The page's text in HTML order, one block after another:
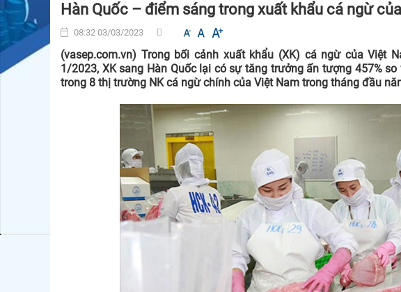
Hàn Quốc – điểm sáng trong xuất khẩu cá ngừ
08:32 03/03/2023
(vasep.com.vn) Trong bối cảnh xuất khẩu (XK) cá ngừ của Việt
1/2023, XK sang Hàn Quốc lại có sự tăng trưởng ấn tượng 457%
trong 8 thị trường NK cá ngừ chính của Việt Nam trong tháng đầu